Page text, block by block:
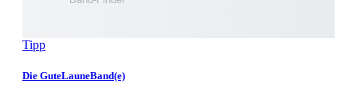
Tipp
Die GuteLauneBand(e)